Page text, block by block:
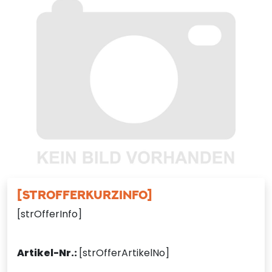
[STROFFERKURZINFO]
[strOfferInfo]
Artikel-Nr.: [strOfferArtikelNo]